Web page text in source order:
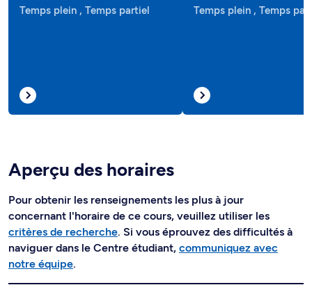
Temps plein , Temps partiel
Temps plein , Temps
Aperçu des horaires
Pour obtenir les renseignements les plus à jour
concernant l'horaire de ce cours, veuillez utiliser les
critères de recherche. Si vous éprouvez des difficultés à
naviguer dans le Centre étudiant, communiquez avec
notre équipe.